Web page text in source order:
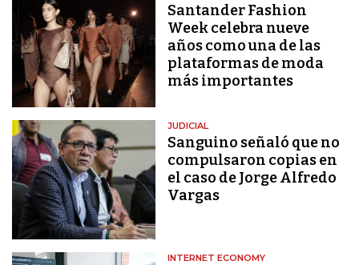
Santander Fashion
Week celebra nueve
años como una de las
plataformas de moda
más importantes
JUDICIAL
Sanguino señaló que no
compulsaron copias en
el caso de Jorge Alfredo
Vargas
INTERNET ECONOMY